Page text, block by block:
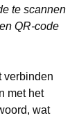
te scannen
QR-code
verbinden
met het
wat